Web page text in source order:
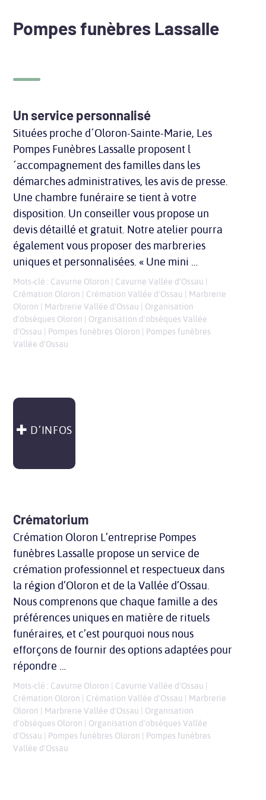
Pompes funèbres Lassalle
Un service personnalisé
Situées proche d´Oloron-Sainte-Marie, Les
Pompes Funèbres Lassalle proposent l
´accompagnement des familles dans les
démarches administratives, les avis de presse.
Une chambre funéraire se tient à votre
disposition. Un conseiller vous propose un
devis détaillé et gratuit. Notre atelier pourra
également vous proposer des marbreries
uniques et personnalisées. « Une mini …
Mots-clé : Cavurne Oloron Cavurne Vallée d’Ossau
Crémation Oloron
Crémation Vallée d’Ossau
Marbrerie
Oloron
Marbrerie Vallée d’Ossau
Organisation
d'obsèques Oloron
Organisation d'obsèques Vallée
d’Ossau
Pompes funèbres Oloron
Pompes funèbres
Vallée d’Ossau
D’INFOS
Crématorium
Crémation Oloron L’entreprise Pompes
funèbres Lassalle propose un service de
crémation professionnel et respectueux dans
la région d’Oloron et de la Vallée d’Ossau.
Nous comprenons que chaque famille a des
préférences uniques en matière de rituels
funéraires, et c’est pourquoi nous nous
efforçons de fournir des options adaptées pour
répondre …
Mots-clé : Cavurne Oloron Cavurne Vallée d’Ossau
Crémation Oloron
Crémation Vallée d’Ossau
Marbrerie
Oloron
Marbrerie Vallée d’Ossau
Organisation
d'obsèques Oloron
Organisation d'obsèques Vallée
d’Ossau
Pompes funèbres Oloron
Pompes funèbres
Vallée d’Ossau